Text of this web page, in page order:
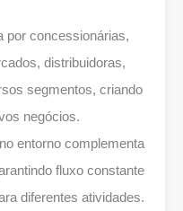
por concessionárias,
distribuidoras,
segmentos, criando
negócios.
entorno complementa
fluxo constante
diferentes atividades.